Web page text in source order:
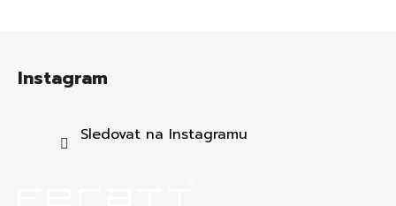
Instagram
Sledovat na Instagramu